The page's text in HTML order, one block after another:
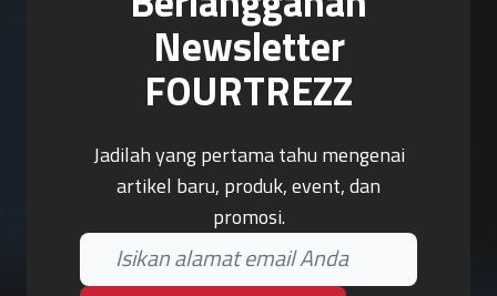
Newsletter
FOURTREZZ
Jadilah yang pertama tahu mengenai
artikel baru, produk, event, dan
promosi.